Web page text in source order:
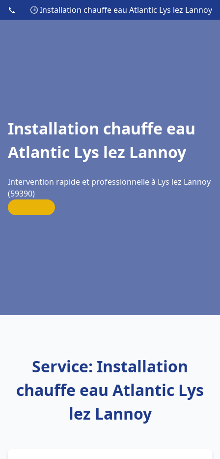
📞 🕒 Installation chauffe eau Atlantic Lys lez Lannoy
Installation chauffe eau
Atlantic Lys lez Lannoy
Intervention rapide et professionnelle à Lys lez Lannoy
(59390)
Service: Installation
chauffe eau Atlantic Lys
lez Lannoy